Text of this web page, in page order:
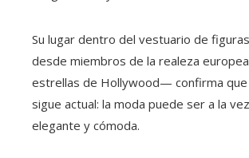
Su lugar dentro del vestuario de
desde miembros de la realeza
estrellas de Hollywood— confirma
sigue actual: la moda puede ser a la
elegante y cómoda.